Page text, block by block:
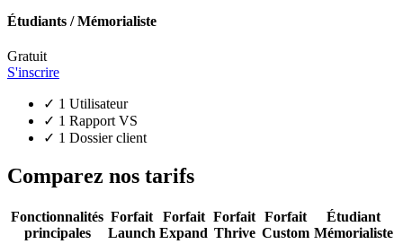
Étudiants / Mémorialiste
Gratuit
S'inscrire
✓ 1 Utilisateur
✓ 1 Rapport VS
✓ 1 Dossier client
Comparez nos tarifs
Fonctionnalités
principales
Forfait
Launch
Forfait
Expand
Forfait
Thrive
Forfait
Custom
Étudiant
Mémorialiste